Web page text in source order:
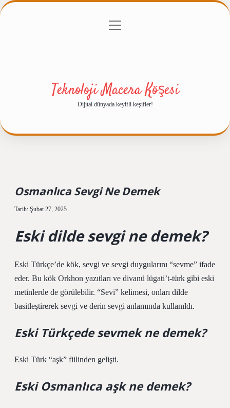
Gizlilik Politikası
menüyü
Teknoloji Macera Köşesi
Dijital dünyada keyifli keşifler!
Osmanlıca Sevgi Ne Demek
Tarih: Şubat 27, 2025
Eski dilde sevgi ne demek?
Eski Türkçe’de kök, sevgi ve sevgi duygularını “sevme” ifade
eder. Bu kök Orkhon yazıtları ve divanü lügati’t-türk gibi eski
metinlerde de görülebilir. “Sevi” kelimesi, onları dilde
basitleştirerek sevgi ve derin sevgi anlamında kullanıldı.
Eski Türkçede sevmek ne demek?
Eski Türk “aşk” fiilinden gelişti.
Eski Osmanlıca aşk ne demek?